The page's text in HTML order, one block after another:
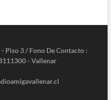
Piso 3 / Fono De Contacto :
- Vallenar